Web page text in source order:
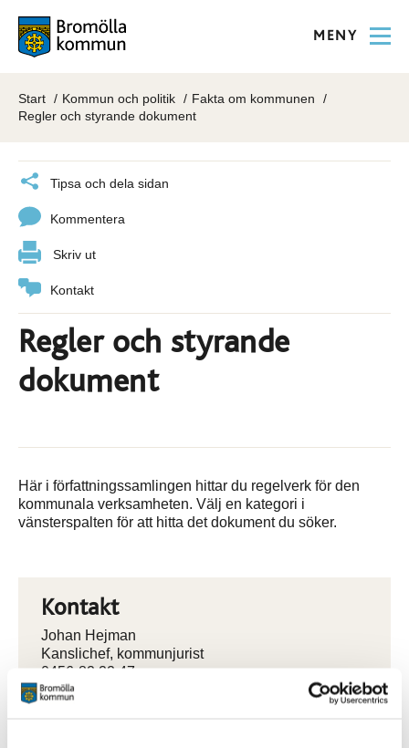
MENY
Start Kommun och politik
Fakta om kommunen
Regler och styrande dokument
Tipsa och dela sidan
Kommentera
Skriv ut
Kontakt
Regler och styrande
dokument
Här i författningssamlingen hittar du regelverk för den
kommunala verksamheten. Välj en kategori i
vänsterspalten för att hitta det dokument du söker.
Kontakt
Johan Hejman
Kanslichef, kommunjurist
0456-82 22 47
(SMS0709-17 12 47)